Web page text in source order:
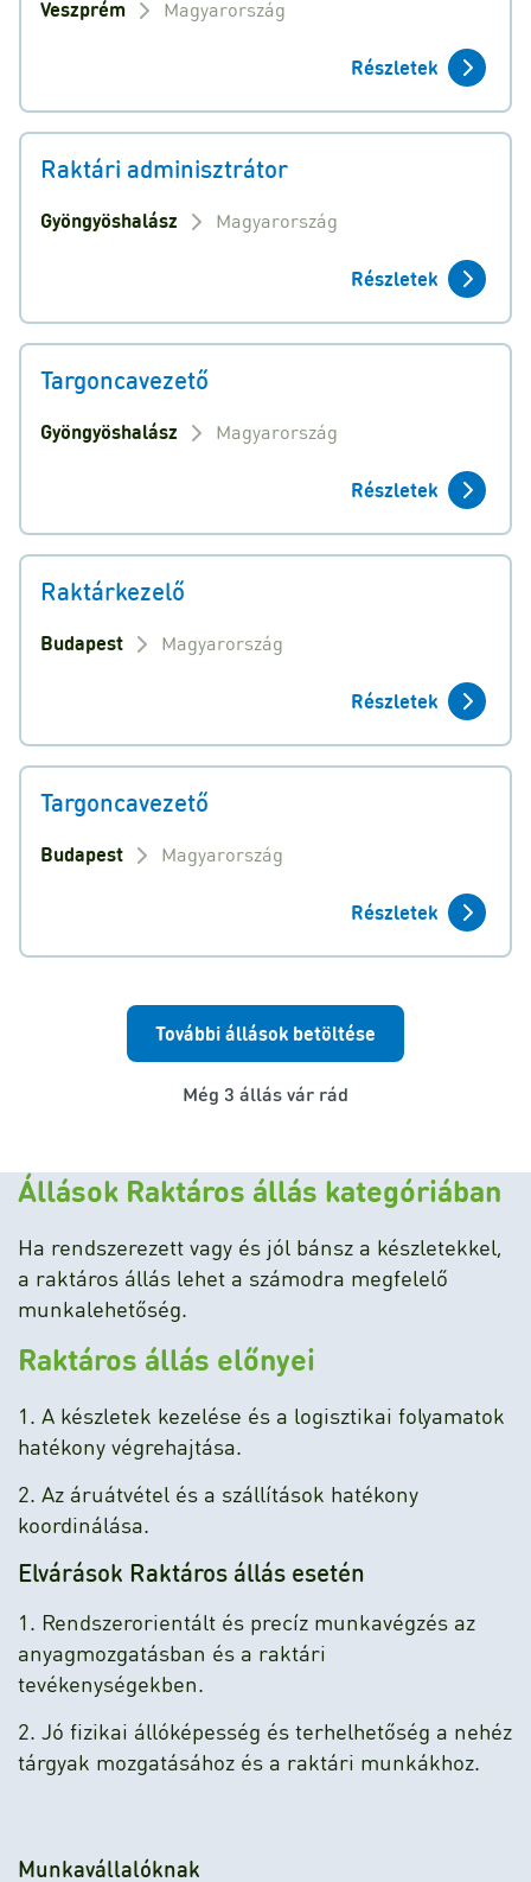
Veszprém Magyarország
Részletek
Raktári adminisztrátor
Gyöngyöshalász Magyarország
Részletek
Targoncavezető
Gyöngyöshalász Magyarország
Részletek
Raktárkezelő
Budapest Magyarország
Részletek
Targoncavezető
Budapest Magyarország
Részletek
További állások betöltése
Még 3 állás vár rád
Állások Raktáros állás kategóriában
Ha rendszerezett vagy és jól bánsz a készletekkel,
a raktáros állás lehet a számodra megfelelő
munkalehetőség.
Raktáros állás előnyei
1. A készletek kezelése és a logisztikai folyamatok
hatékony végrehajtása.
2. Az áruátvétel és a szállítások hatékony
koordinálása.
Elvárások Raktáros állás esetén
1. Rendszerorientált és precíz munkavégzés az
anyagmozgatásban és a raktári
tevékenységekben.
2. Jó fizikai állóképesség és terhelhetőség a nehéz
tárgyak mozgatásához és a raktári munkákhoz.
Munkavállalóknak